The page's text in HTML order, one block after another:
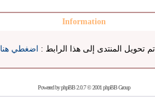
Information
تحويل المنتدى إلى هذا الرابط : اضغطي هنا
Powered byphpBB2.0.7 © 2001 phpBB Group